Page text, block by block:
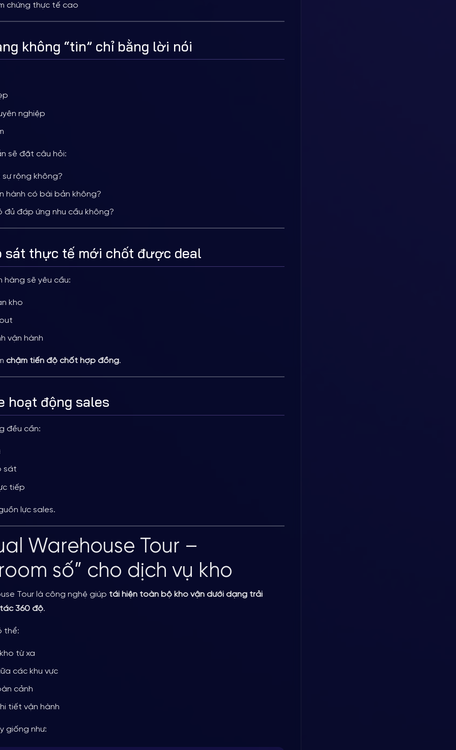
chứng thực tế cao
không “tin” chỉ bằng lời nói
nghiệp
sẽ đặt câu hỏi:
rộng không?
hành có bài bản không?
đủ đáp ứng nhu cầu không?
sát thực tế mới chốt được deal
hàng sẽ yêu cầu:
kho
vận hành
chậm tiến độ chốt hợp đồng.
hoạt động sales
đều cần:
sát
tiếp
lực sales.
Warehouse Tour –
số” cho dịch vụ kho
Tour là công nghệ giúp tái hiện toàn bộ kho vận dưới dạng trải
360 độ.
thể:
từ xa
các khu vực
cảnh
tiết vận hành
giống như: